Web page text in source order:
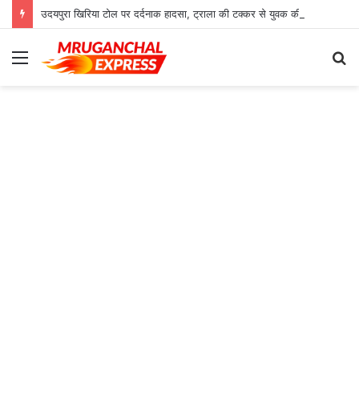
उदयपुरा खिरिया टोल पर दर्दनाक हादसा, ट्राला की टक्कर से युवक की मौत
Menu